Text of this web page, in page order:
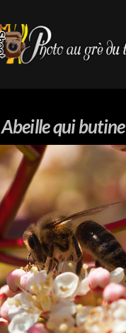
Abeille qui butine